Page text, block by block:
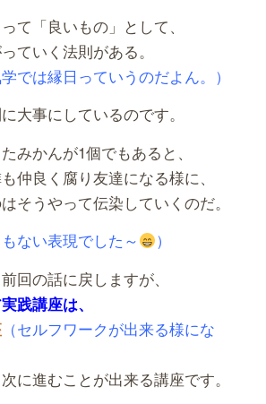
て「良いもの」として、
ていく法則がある。
では縁日っていうのだよん。）
大事にしているのです。
みかんが1個でもあると、
仲良く腐り友達になる様に、
そうやって伝染していくのだ。
もない表現でした～
）
回の話に戻しますが、
践講座は、
（セルフワークが出来る様にな
に進むことが出来る講座です。